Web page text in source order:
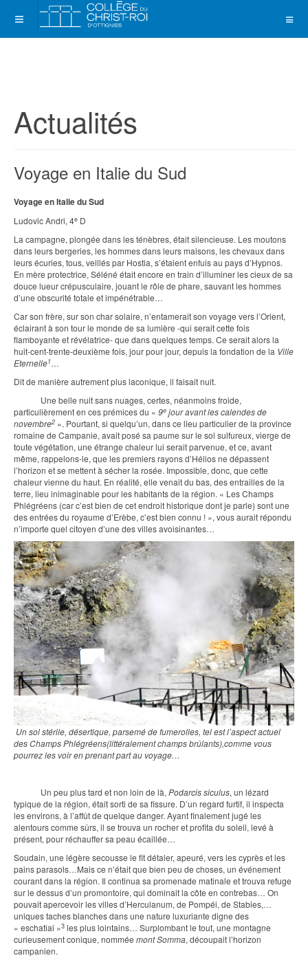
Actualités
Voyage en Italie du Sud
Voyage en Italie du Sud
Ludovic Andri, 4e D
La campagne, plongée dans les ténèbres, était silencieuse. Les moutons
dans leurs bergeries, les hommes dans leurs maisons, les chevaux dans
leurs écuries, tous, veillés par Hostia, s’étaient enfuis au pays d’Hypnos.
En mère protectrice, Séléné était encore en train d’illuminer les cieux de sa
douce lueur crépusculaire, jouant le rôle de phare, sauvant les hommes
d’une obscurité totale et impénétrable…
Car son frère, sur son char solaire, n’entamerait son voyage vers l’Orient,
éclairant à son tour le monde de sa lumière -qui serait cette fois
flamboyante et révélatrice- que dans quelques temps. Ce serait alors la
huit-cent-trente-deuxième fois, jour pour jour, depuis la fondation de la Ville
Eternelle1…
Dit de manière autrement plus laconique, il faisait nuit.
Une belle nuit sans nuages, certes, néanmoins froide,
particulièrement en ces prémices du « 9e jour avant les calendes de
novembre2 ». Pourtant, si quelqu’un, dans ce lieu particulier de la province
romaine de Campanie, avait posé sa paume sur le sol sulfureux, vierge de
toute végétation, une étrange chaleur lui serait parvenue, et ce, avant
même, rappelons-le, que les premiers rayons d’Hélios ne dépassent
l’horizon et se mettent à sécher la rosée. Impossible, donc, que cette
chaleur vienne du haut. En réalité, elle venait du bas, des entrailles de la
terre, lieu inimaginable pour les habitants de la région. « Les Champs
Phlégréens (car c’est bien de cet endroit historique dont je parle) sont une
des entrées du royaume d’Erèbe, c’est bien connu ! », vous aurait répondu
n’importe quel citoyen d’une des villes avoisinantes…
Un sol stérile, désertique, parsemé de fumerolles, tel est l’aspect actuel
des Champs Phlégréens(littéralement champs brûlants),comme vous
pourrez les voir en prenant part au voyage…
Un peu plus tard et non loin de là, Podarcis siculus, un lézard
typique de la région, était sorti de sa fissure. D’un regard furtif, il inspecta
les environs, à l’affût de quelque danger. Ayant finalement jugé les
alentours comme sûrs, il se trouva un rocher et profita du soleil, levé à
présent, pour réchauffer sa peau écaillée…
Soudain, une légère secousse le fit détaler, apeuré, vers les cyprès et les
pains parasols…Mais ce n’était que bien peu de choses, un événement
courant dans la région. Il continua sa promenade matinale et trouva refuge
sur le dessus d’un promontoire, qui dominait la côte en contrebas… On
pouvait apercevoir les villes d’Herculanum, de Pompéi, de Stabies,…
uniques taches blanches dans une nature luxuriante digne des
« eschatiai »3 les plus lointains… Surplombant le tout, une montagne
curieusement conique, nommée mont Somma, découpait l’horizon
campanien.